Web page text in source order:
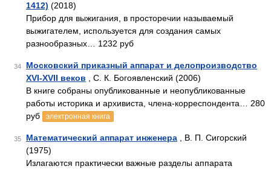
1412) (2018)
Прибор для выжигания, в просторечии называемый
выжигателем, используется для создания самых
разнообразных… 1232 руб
34
Московский приказный аппарат и делопроизводство
XVI-XVII веков , С. К. Богоявленский (2006)
В книге собраны опубликованные и неопубликованные
работы историка и архивиста, члена-корреспондента… 280
руб
электронная книга
35 Математический аппарат инженера , В. П. Сигорский
(1975)
Излагаются практически важные разделы аппарата